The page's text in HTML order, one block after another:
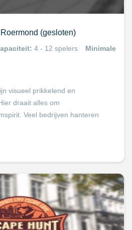
(gesloten)
4 - 12 spelers
Minimale
visueel prikkelend en
draait alles om
Veel bedrijven hanteren